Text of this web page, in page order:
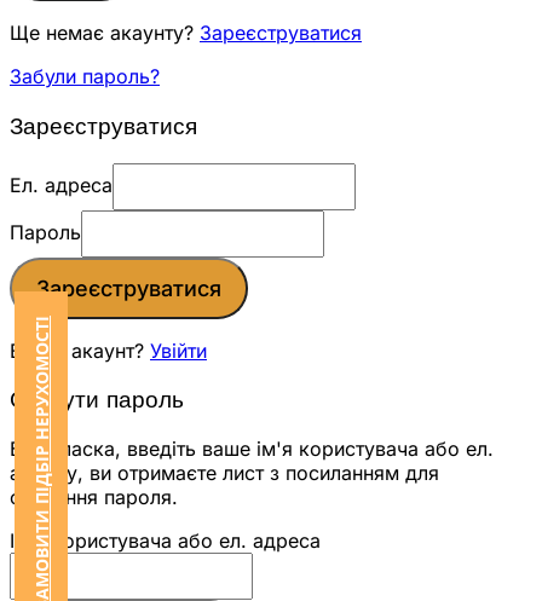
ЗАМОВИТИ ПІДБІР НЕРУХОМОСТІ
Ще немає акаунту? Зареєструватися
Забули пароль?
Зареєструватися
Ел. адреса
Пароль
Зареєструватися
Вже є акаунт? Увійти
Скинути пароль
Будь ласка, введіть ваше ім'я користувача або ел.
адресу, ви отримаєте лист з посиланням для
скидання пароля.
Ім'я користувача або ел. адреса